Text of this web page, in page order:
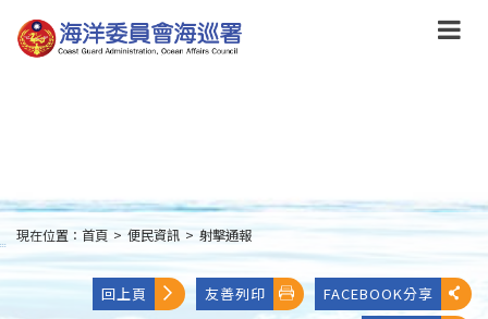
到
主
:::
現在位置： 首頁 > 便民資訊 > 射擊通報
回上頁 友善列印
FACEBOOK分享